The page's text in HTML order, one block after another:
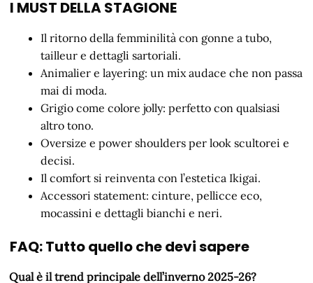
I MUST DELLA STAGIONE
Il ritorno della femminilità con gonne a tubo,
tailleur e dettagli sartoriali.
Animalier e layering: un mix audace che non passa
mai di moda.
Grigio come colore jolly: perfetto con qualsiasi
altro tono.
Oversize e power shoulders per look scultorei e
decisi.
Il comfort si reinventa con l’estetica Ikigai.
Accessori statement: cinture, pellicce eco,
mocassini e dettagli bianchi e neri.
FAQ: Tutto quello che devi sapere
Qual è il trend principale dell’inverno 2025-26?